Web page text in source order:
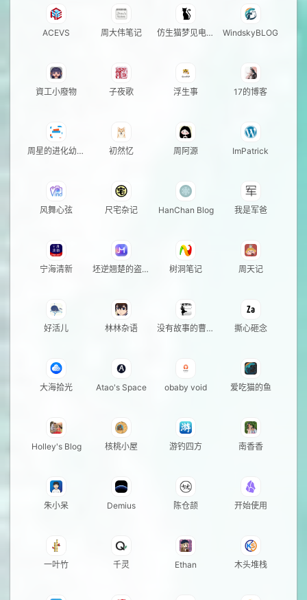
ACEVS 周大伟笔记
仿生猫梦见电子
WindskyBLOG
資工小廢物 子夜歌 浮生事 17的博客
周星的进化幼儿
初然忆 周阿源 ImPatrick
风舞心弦 尺宅杂记 HanChan Blog 我是军爸
宁海清新
坯逆翘楚的盗闲
树洞笔记 周天记
好活儿 林林杂语
没有故事的曹同
撕心砸念
大海拾光 Atao's Space obaby void 爱吃猫的鱼
Holley's Blog 核桃小屋 游钓四方 南香香
朱小呆 Demius 陈仓颉 开始使用
一叶竹 千灵 Ethan 木头堆栈